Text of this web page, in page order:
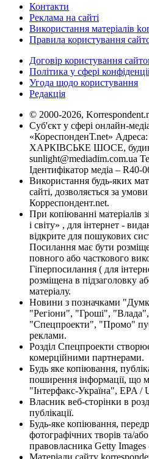
Контакти
Реклама на сайті
Використання матеріалів
Правила користування
Договір користування
Політика у сфері
Угода щодо користування
Редакція
© 2000-2026,
Суб'єкт у сфері онлайн-
«КореспонденТ.net»
ХАРКІВСЬКЕ ШОСЕ,
sunlight@mediadim.com.ua
Ідентифікатор медіа – R40-
Використання будь-яких
сайті, дозволяється за
Корреспондент.net.
При копіюванні матеріалів
і світу» , для інтернет -
відкрите для пошукових
Посилання має бути
повного або часткового
Гіперпосилання ( для
розміщена в підзаголовку
матеріалу.
Новини з позначками
"Регіони", "Гроші",
"Спецпроекти", "Промо"
реклами.
Розділ Спецпроекти
комерційними партнерами.
Будь яке копіювання,
поширення інформації, що
"Інтерфакс-Україна", EPA /
Власник веб-сторінки в
публікації.
Будь-яке копіювання,
фотографічних творів та/або
правовласника Getty Images
Матеріали сайту